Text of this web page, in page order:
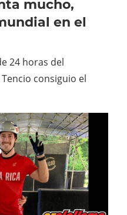
mucho,
en el
24 horas del
consiguio el